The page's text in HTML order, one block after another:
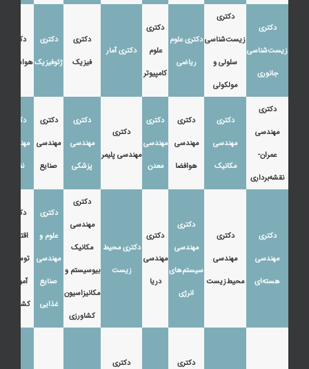
دکتری
زیست‌شناسی
جانوری
دکتری
زیست‌شناسی
سلولی و
مولکولی
دکتری علوم
ریاضی
دکتری
علوم
کامپیوتر
دکتری آمار
دکتری
فیزیک
دکتری
ژئوفیزیک
دکتری
هواشناسی
دکتری
مهندسی
عمران-
نقشه‌برداری
دکتری
مهندسی
مکانیک
دکتری
مهندسی
هوافضا
دکتری
مهندسی
معدن
دکتری
مهندسی پلیمر
دکتری
مهندسی
پزشکی
دکتری
مهندسی
صنایع
دکتری
مهندسی
نفت
دکتری
مهندسی
هسته‌ای
دکتری
مهندسی
محیط‌زیست
دکتری
مهندسی
سیستم‌های
انرژی
دکتری
مهندسی
دریا
دکتری محیط
زیست
دکتری
مهندسی
مکانیک
بیوسیستم و
مکانیزاسیون
کشاورزی
دکتری
علوم و
مهندسی
صنایع
غذایی
دکتری
اقتصاد،
توسعه و
آموزش
کشاورزی
دکتری
دکتری